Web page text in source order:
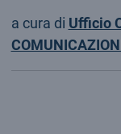
a cura di Ufficio